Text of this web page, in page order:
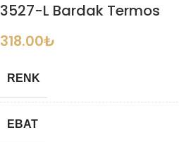
3527-L Bardak Termos
318.00₺
RENK
EBAT